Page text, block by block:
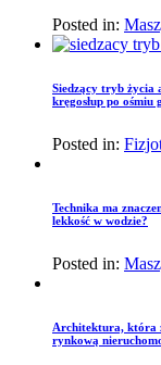
Posted in:
Siedzący tryb życia
kręgosłup po ośmiu
Posted in:
Technika ma
lekkość w wodzie?
Posted in:
Architektura, która
rynkową